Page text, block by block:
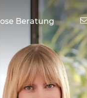
Beratung